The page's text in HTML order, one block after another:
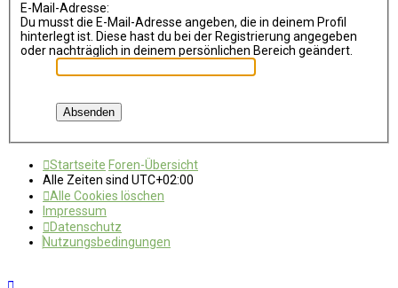
E-Mail-Adresse:
Du musst die E-Mail-Adresse angeben, die in deinem Profil
hinterlegt ist. Diese hast du bei der Registrierung angegeben
oder nachträglich in deinem persönlichen Bereich geändert.
Startseite Foren-Übersicht
Alle Zeiten sind UTC+02:00
Alle Cookies löschen
Impressum
Datenschutz
Nutzungsbedingungen